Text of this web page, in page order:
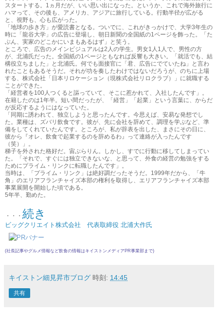
スタートする。1ヵ月だが、いい思い出になった。というか、これで海外旅行に
ハマって、その後も、アメリカ、アジアに旅行している。行動半径が広がる
と、視野も、心も広がった。
「地球の歩き方」が愛読書となる。ついでに、これがきっかけで、大学3年生の
時に「龍谷大学」の広告に登場し、朝日新聞の全国紙の1ページを飾った。「た
ぶん、実家のどこかにいまもあるはず」と笑う。
ところで、広告のメインビジュアルは2人の学生。男女1人1人で、男性の方
が、北浦氏だった。全国紙の1ページともなれば反響も大きい。「就活でも、結
構役立ちました」と北浦氏。何でも面接官に「君、広告にでていたね」と言わ
れたこともあるそうだ。それが功を奏したわけではないだろうが、のちに上場
する、株式会社「日本リロケーション（現株式会社リロクラブ）」に就職する
ことができた。
「経営者を100人つくると謳っていて、そこに惹かれて、入社したんです」。
在籍したのは1年半。短い間だったが、「経営」「起業」という言葉に、からだ
が反応するようにはなっていた。
「同期に誘われて、独立しようと思ったんです。今思えば、安易な発想でし
た。業種は、ズバリ飲食です。彼が、先に会社を辞めて、調理を学ぶなど、準
備をしてくれていたんです。ところが、私が辞表を出した、まさにその日に、
彼から『オレ、飲食で起業するのを辞めるわ』って連絡が入ったんです
（笑）」。
梯子を外された格好だ。宙ぶらりん。しかし、すでに行動に移してしまってい
た。「それで、すぐには独立できないな、と思って、外食の経営の勉強をする
ためにプライム・リンクに転職したんです」。
当時は、「プライム・リンク」は絶好調だったそうだ。1999年だから、「牛
角」のエリアフランチャイズ本部の権利を取得し、エリアフランチャイズ本部
事業展開を開始した頃である。
5年半、勤めた。
・・・ 続き
ビッグクリエイト株式会社 代表取締役 北浦大作氏
(社長記事やグルメ情報など飲食の情報は キイストンメディアPR事業部 まで)
キイストン細見昇市ブログ 時刻: 14:45
共有